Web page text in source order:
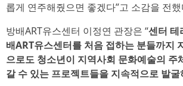
롭게 연주해줬으면 좋겠다”고 소감을 전했
방배ART유스센터 이정연 관장은 “센터 테
배ART유스센터를 처음 접하는 분들까지
으로도 청소년이 지역사회 문화예술의
갈 수 있는 프로젝트들을 지속적으로 발